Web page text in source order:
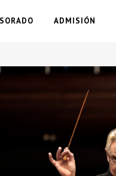
ADMISIÓN